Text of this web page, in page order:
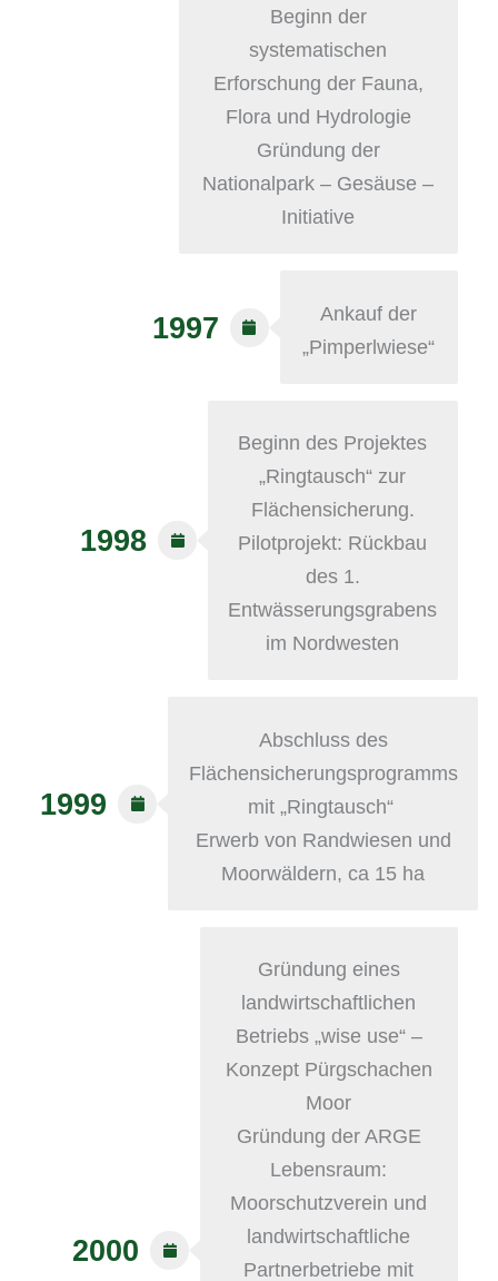
Beginn der
systematischen
Erforschung der Fauna,
Flora und Hydrologie
Gründung der
Nationalpark – Gesäuse –
Initiative
Ankauf der
„Pimperlwiese“
1997
Beginn des Projektes
„Ringtausch“ zur
Flächensicherung.
Pilotprojekt: Rückbau
des 1.
Entwässerungsgrabens
im Nordwesten
1998
Abschluss des
Flächensicherungsprogramms
mit „Ringtausch“
Erwerb von Randwiesen und
Moorwäldern, ca 15 ha
1999
Gründung eines
landwirtschaftlichen
Betriebs „wise use“ –
Konzept Pürgschachen
Moor
Gründung der ARGE
Lebensraum:
Moorschutzverein und
landwirtschaftliche
Partnerbetriebe mit
2000